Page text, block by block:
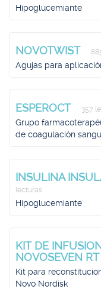
Hipoglucemiante
NOVOTWIST
Agujas para
ESPEROCT 357
Grupo
de coagulación
INSULINA
lecturas
Hipoglucemiante
KIT DE
NOVOSEVEN RT
Kit para
Novo Nordisk